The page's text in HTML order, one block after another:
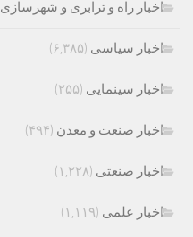
اخبار راه و ترابری و شهرسازی
اخبار سیاسی (۶,۳۸۵)
اخبار سینمایی (۲۵۵)
اخبار صنعت و معدن (۴۹۴)
اخبار صنعتی (۱,۲۲۸)
اخبار علمی (۱,۱۱۹)